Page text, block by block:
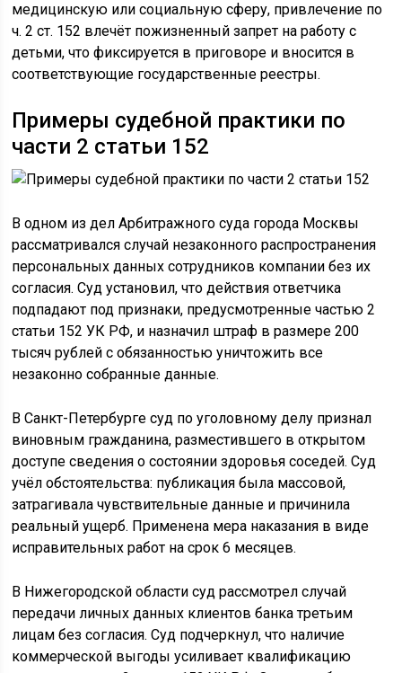
медицинскую или социальную сферу, привлечение по
ч. 2 ст. 152 влечёт пожизненный запрет на работу с
детьми, что фиксируется в приговоре и вносится в
соответствующие государственные реестры.
Примеры судебной практики по
части 2 статьи 152
В одном из дел Арбитражного суда города Москвы
рассматривался случай незаконного распространения
персональных данных сотрудников компании без их
согласия. Суд установил, что действия ответчика
подпадают под признаки, предусмотренные частью 2
статьи 152 УК РФ, и назначил штраф в размере 200
тысяч рублей с обязанностью уничтожить все
незаконно собранные данные.
В Санкт-Петербурге суд по уголовному делу признал
виновным гражданина, разместившего в открытом
доступе сведения о состоянии здоровья соседей. Суд
учёл обстоятельства: публикация была массовой,
затрагивала чувствительные данные и причинила
реальный ущерб. Применена мера наказания в виде
исправительных работ на срок 6 месяцев.
В Нижегородской области суд рассмотрел случай
передачи личных данных клиентов банка третьим
лицам без согласия. Суд подчеркнул, что наличие
коммерческой выгоды усиливает квалификацию